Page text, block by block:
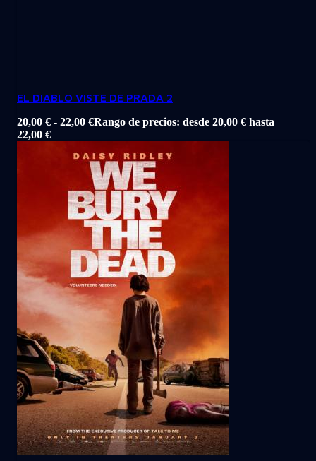
EL DIABLO VISTE DE PRADA 2
20,00 € - 22,00 €Rango de precios: desde 20,00 € hasta
22,00 €